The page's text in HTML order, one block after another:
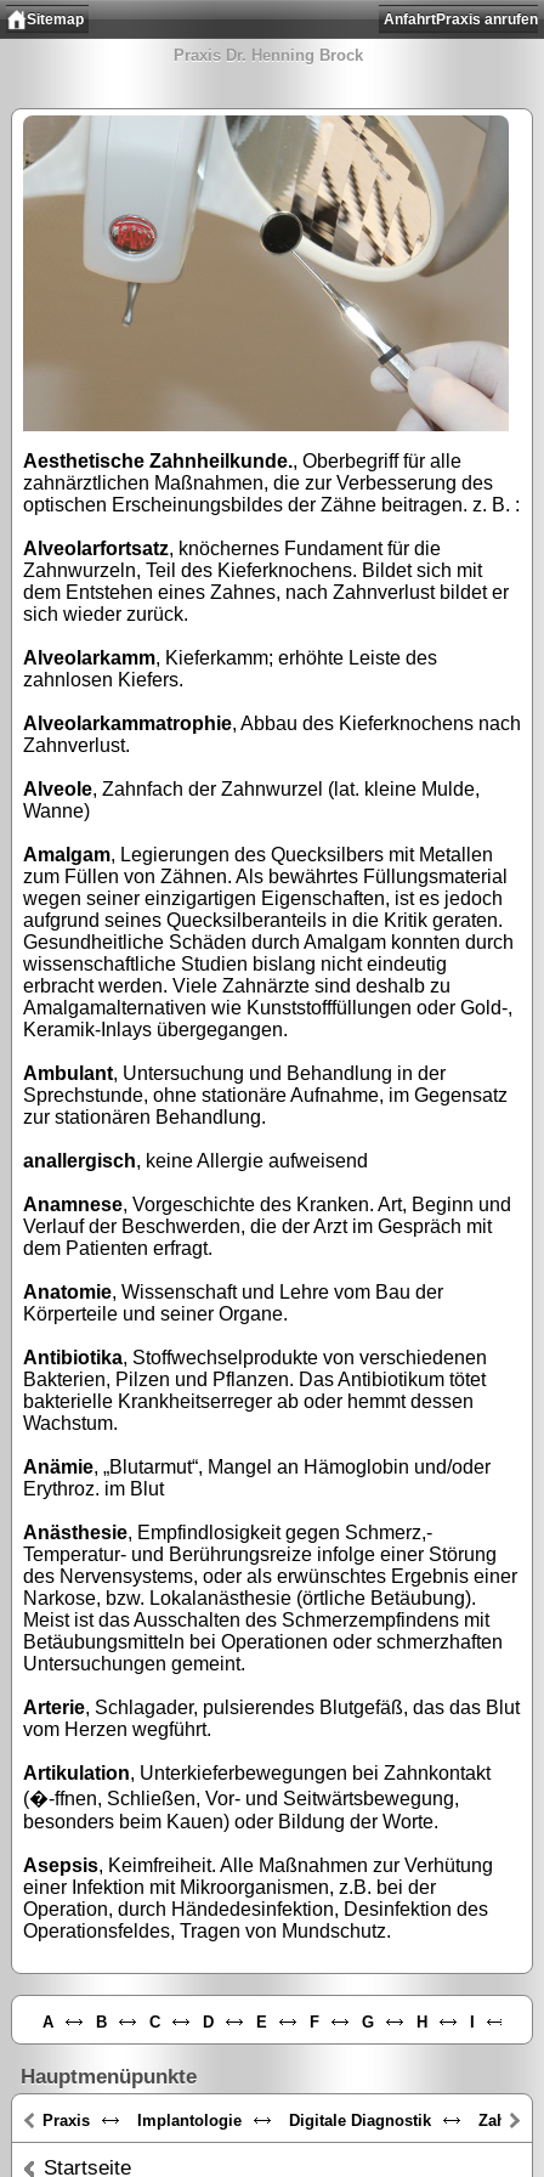
Sitemap Praxis anrufen
Anfahrt
Praxis Dr. Henning Brock
Aesthetische Zahnheilkunde., Oberbegriff für alle
zahnärztlichen Maßnahmen, die zur Verbesserung des
optischen Erscheinungsbildes der Zähne beitragen. z. B. :
Alveolarfortsatz, knöchernes Fundament für die
Zahnwurzeln, Teil des Kieferknochens. Bildet sich mit
dem Entstehen eines Zahnes, nach Zahnverlust bildet er
sich wieder zurück.
Alveolarkamm, Kieferkamm; erhöhte Leiste des
zahnlosen Kiefers.
Alveolarkammatrophie, Abbau des Kieferknochens nach
Zahnverlust.
Alveole, Zahnfach der Zahnwurzel (lat. kleine Mulde,
Wanne)
Amalgam, Legierungen des Quecksilbers mit Metallen
zum Füllen von Zähnen. Als bewährtes Füllungsmaterial
wegen seiner einzigartigen Eigenschaften, ist es jedoch
aufgrund seines Quecksilberanteils in die Kritik geraten.
Gesundheitliche Schäden durch Amalgam konnten durch
wissenschaftliche Studien bislang nicht eindeutig
erbracht werden. Viele Zahnärzte sind deshalb zu
Amalgamalternativen wie Kunststofffüllungen oder Gold-,
Keramik-Inlays übergegangen.
Ambulant, Untersuchung und Behandlung in der
Sprechstunde, ohne stationäre Aufnahme, im Gegensatz
zur stationären Behandlung.
anallergisch, keine Allergie aufweisend
Anamnese, Vorgeschichte des Kranken. Art, Beginn und
Verlauf der Beschwerden, die der Arzt im Gespräch mit
dem Patienten erfragt.
Anatomie, Wissenschaft und Lehre vom Bau der
Körperteile und seiner Organe.
Antibiotika, Stoffwechselprodukte von verschiedenen
Bakterien, Pilzen und Pflanzen. Das Antibiotikum tötet
bakterielle Krankheitserreger ab oder hemmt dessen
Wachstum.
Anämie, „Blutarmut“, Mangel an Hämoglobin und/oder
Erythroz. im Blut
Anästhesie, Empfindlosigkeit gegen Schmerz,-
Temperatur- und Berührungsreize infolge einer Störung
des Nervensystems, oder als erwünschtes Ergebnis einer
Narkose, bzw. Lokalanästhesie (örtliche Betäubung).
Meist ist das Ausschalten des Schmerzempfindens mit
Betäubungsmitteln bei Operationen oder schmerzhaften
Untersuchungen gemeint.
Arterie, Schlagader, pulsierendes Blutgefäß, das das Blut
vom Herzen wegführt.
Artikulation, Unterkieferbewegungen bei Zahnkontakt
(�-ffnen, Schließen, Vor- und Seitwärtsbewegung,
besonders beim Kauen) oder Bildung der Worte.
Asepsis, Keimfreiheit. Alle Maßnahmen zur Verhütung
einer Infektion mit Mikroorganismen, z.B. bei der
Operation, durch Händedesinfektion, Desinfektion des
Operationsfeldes, Tragen von Mundschutz.
A B C D E F G H
Hauptmenüpunkte
Praxis Implantologie Digitale Diagnostik
Startseite